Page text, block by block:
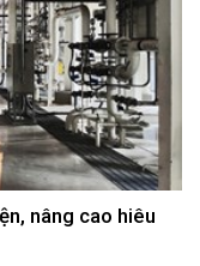
nâng cao hiêu